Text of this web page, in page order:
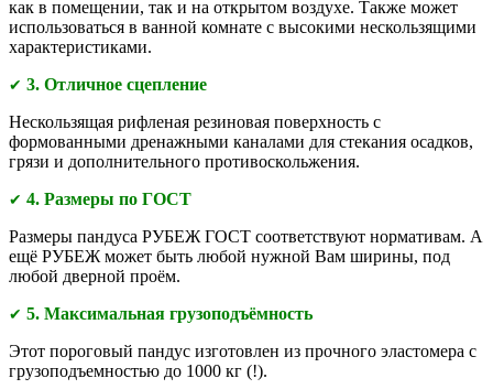
как в помещении, так и на открытом воздухе. Также может
использоваться в ванной комнате с высокими нескользящими
характеристиками.
✔ 3. Отличное сцепление
Нескользящая рифленая резиновая поверхность с
формованными дренажными каналами для стекания осадков,
грязи и дополнительного противоскольжения.
✔ 4. Размеры по ГОСТ
Размеры пандуса РУБЕЖ ГОСТ соответствуют нормативам. А
ещё РУБЕЖ может быть любой нужной Вам ширины, под
любой дверной проём.
✔ 5. Максимальная грузоподъёмность
Этот пороговый пандус изготовлен из прочного эластомера с
грузоподъемностью до 1000 кг (!).